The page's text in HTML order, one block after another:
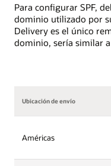
Para configurar SPF,
dominio utilizado por
Delivery es el único
dominio, sería similar
Ubicación de envío
Américas